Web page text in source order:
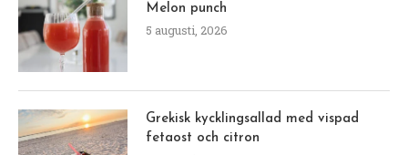
Melon punch
5 augusti, 2026
Grekisk kycklingsallad med vispad
fetaost och citron